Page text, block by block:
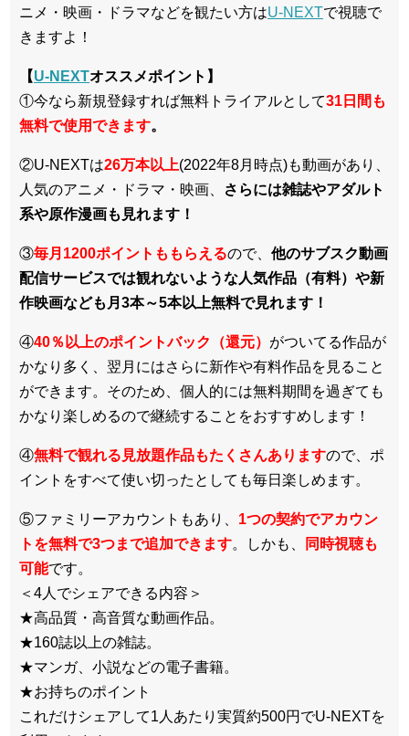
ニメ・映画・ドラマなどを観たい方はU-NEXTで視聴で
きますよ！
【U-NEXTオススメポイント】
①今なら新規登録すれば無料トライアルとして31日間も
無料で使用できます。
②U-NEXTは26万本以上(2022年8月時点)も動画があり、
人気のアニメ・ドラマ・映画、
さらには雑誌やアダルト
系や原作漫画も見れます！
③毎月1200ポイントももらえるので、 他のサブスク動画
配信サービスでは観れないような人気作品（有料）や新
作映画なども月3本～5本以上無料で見れます！
④40％以上のポイントバック（還元） がついてる作品が
かなり多く、翌月にはさらに新作や有料作品を見ること
ができます。そのため、個人的には無料期間を過ぎても
かなり楽しめるので継続することをおすすめします！
④無料で観れる見放題作品もたくさんありますので、ポ
イントをすべて使い切ったとしても毎日楽しめます。
⑤ファミリーアカウントもあり、 1つの契約でアカウン
トを無料で3つまで追加できます。しかも、
同時視聴も
可能です。
＜4人でシェアできる内容＞
★高品質・高音質な動画作品。
★160誌以上の雑誌。
★マンガ、小説などの電子書籍。
★お持ちのポイント
これだけシェアして1人あたり実質約500円でU-NEXTを